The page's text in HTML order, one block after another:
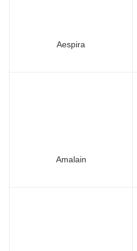
Aespira
Amalain